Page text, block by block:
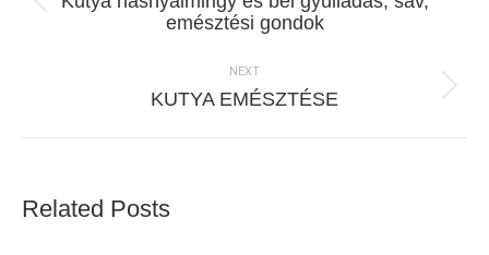
Previous
post:
emésztési gondok
NEXT
Next
KUTYA EMÉSZTÉSE
Related Posts